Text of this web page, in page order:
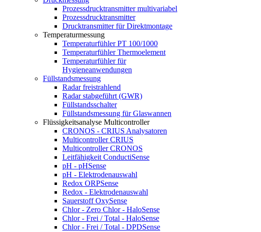
Prozessdrucktransmitter multivariabel
Prozessdrucktransmitter
Drucktransmitter für Direktmontage
Temperaturmessung
Temperaturfühler PT 100/1000
Temperaturfühler Thermoelement
Temperaturfühler für
Hygieneanwendungen
Füllstandsmessung
Radar freistrahlend
Radar stabgeführt (GWR)
Füllstandsschalter
Füllstandsmessung für Glaswannen
Flüssigkeitsanalyse Multicontroller
CRONOS - CRIUS Analysatoren
Multicontroller CRIUS
Multicontroller CRONOS
Leitfähigkeit ConductiSense
pH - pHSense
pH - Elektrodenauswahl
Redox ORPSense
Redox - Elektrodenauswahl
Sauerstoff OxySense
Chlor - Zero Chlor - HaloSense
Chlor - Frei / Total - HaloSense
Chlor - Frei / Total - DPDSense